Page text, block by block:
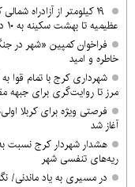
۱۹ کیلومتر از آزادراه
عظیمیه تا بهشت سکینه به ۱۰ دقیقه
فراخوان کمپین «شهر در
خاطره و امید
شهرداری کرج با تمام قوا
مرز تا روایت‌گری برای جبهه
فرصتی ویژه برای کربلا
آغاز شد
هشدار شهردار کرج نسبت
ریه‌های تنفسی شهر
در مسیری به یاد ماندنی/